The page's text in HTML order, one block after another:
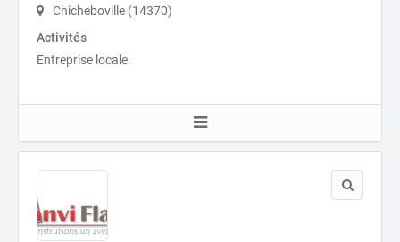
Chicheboville (14370)
Activités
Entreprise locale.